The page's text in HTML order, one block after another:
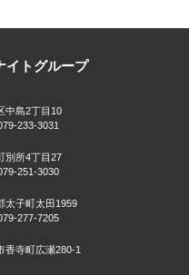
イトグループ
中島2丁目10
233-3031
別所4丁目27
251-3030
太子町太田1959
277-7205
香寺町広瀬280-1